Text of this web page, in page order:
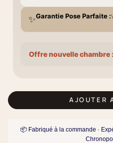
✨Garantie Pose Parfaite :
Offre nouvelle chambre
AJOUTER
📦 Fabriqué à la commande ·